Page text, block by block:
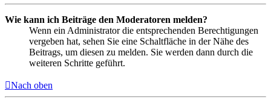
Wie kann ich Beiträge den Moderatoren melden?
Wenn ein Administrator die entsprechenden Berechtigungen
vergeben hat, sehen Sie eine Schaltfläche in der Nähe des
Beitrags, um diesen zu melden. Sie werden dann durch die
weiteren Schritte geführt.
Nach oben